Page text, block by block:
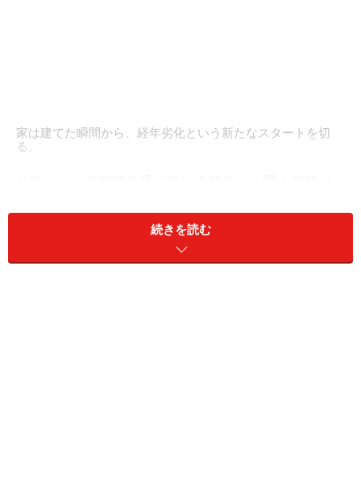
家は建てた瞬間から、経年劣化という新たなスタートを切
る。
続きを読む